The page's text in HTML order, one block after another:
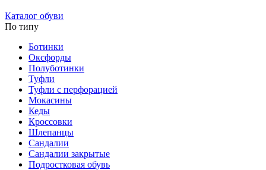
Каталог обуви
По типу
Ботинки
Оксфорды
Полуботинки
Туфли
Туфли с перфорацией
Мокасины
Кеды
Кроссовки
Шлепанцы
Сандалии
Сандалии закрытые
Подростковая обувь